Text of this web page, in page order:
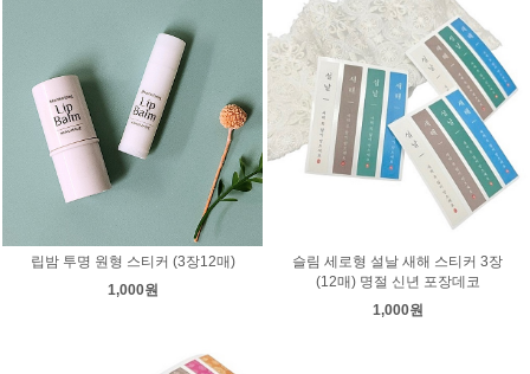
립밤 투명 원형 스티커 (3장12매)
1,000원
슬림 세로형 설날 새해 스티커 3장
(12매) 명절 신년 포장데코
1,000원